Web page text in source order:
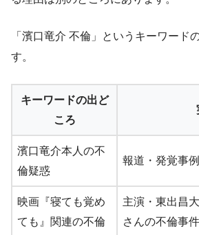
「濱口竜介 不倫」というキーワード
す。
キーワードの出ど
ころ
濱口竜介本人の不
倫疑惑
報道・発覚事
映画『寝ても覚め
ても』関連の不倫
主演・東出昌
さんの不倫事